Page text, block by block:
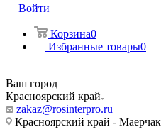
Войти
Корзина0
Избранные товары0
Ваш город
Красноярский край
zakaz@rosinterpro.ru
Красноярский край -